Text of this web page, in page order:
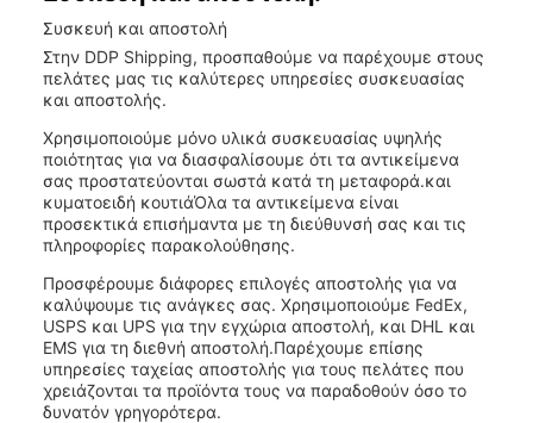
Συσκευή και αποστολή
Στην DDP Shipping, προσπαθούμε να παρέχουμε στους
πελάτες μας τις καλύτερες υπηρεσίες συσκευασίας
και αποστολής.
Χρησιμοποιούμε μόνο υλικά συσκευασίας υψηλής
ποιότητας για να διασφαλίσουμε ότι τα αντικείμενα
σας προστατεύονται σωστά κατά τη μεταφορά.και
κυματοειδή κουτιάΌλα τα αντικείμενα είναι
προσεκτικά επισήμαντα με τη διεύθυνσή σας και τις
πληροφορίες παρακολούθησης.
Προσφέρουμε διάφορες επιλογές αποστολής για να
καλύψουμε τις ανάγκες σας. Χρησιμοποιούμε FedEx,
USPS και UPS για την εγχώρια αποστολή, και DHL και
EMS για τη διεθνή αποστολή.Παρέχουμε επίσης
υπηρεσίες ταχείας αποστολής για τους πελάτες που
χρειάζονται τα προϊόντα τους να παραδοθούν όσο το
δυνατόν γρηγορότερα.